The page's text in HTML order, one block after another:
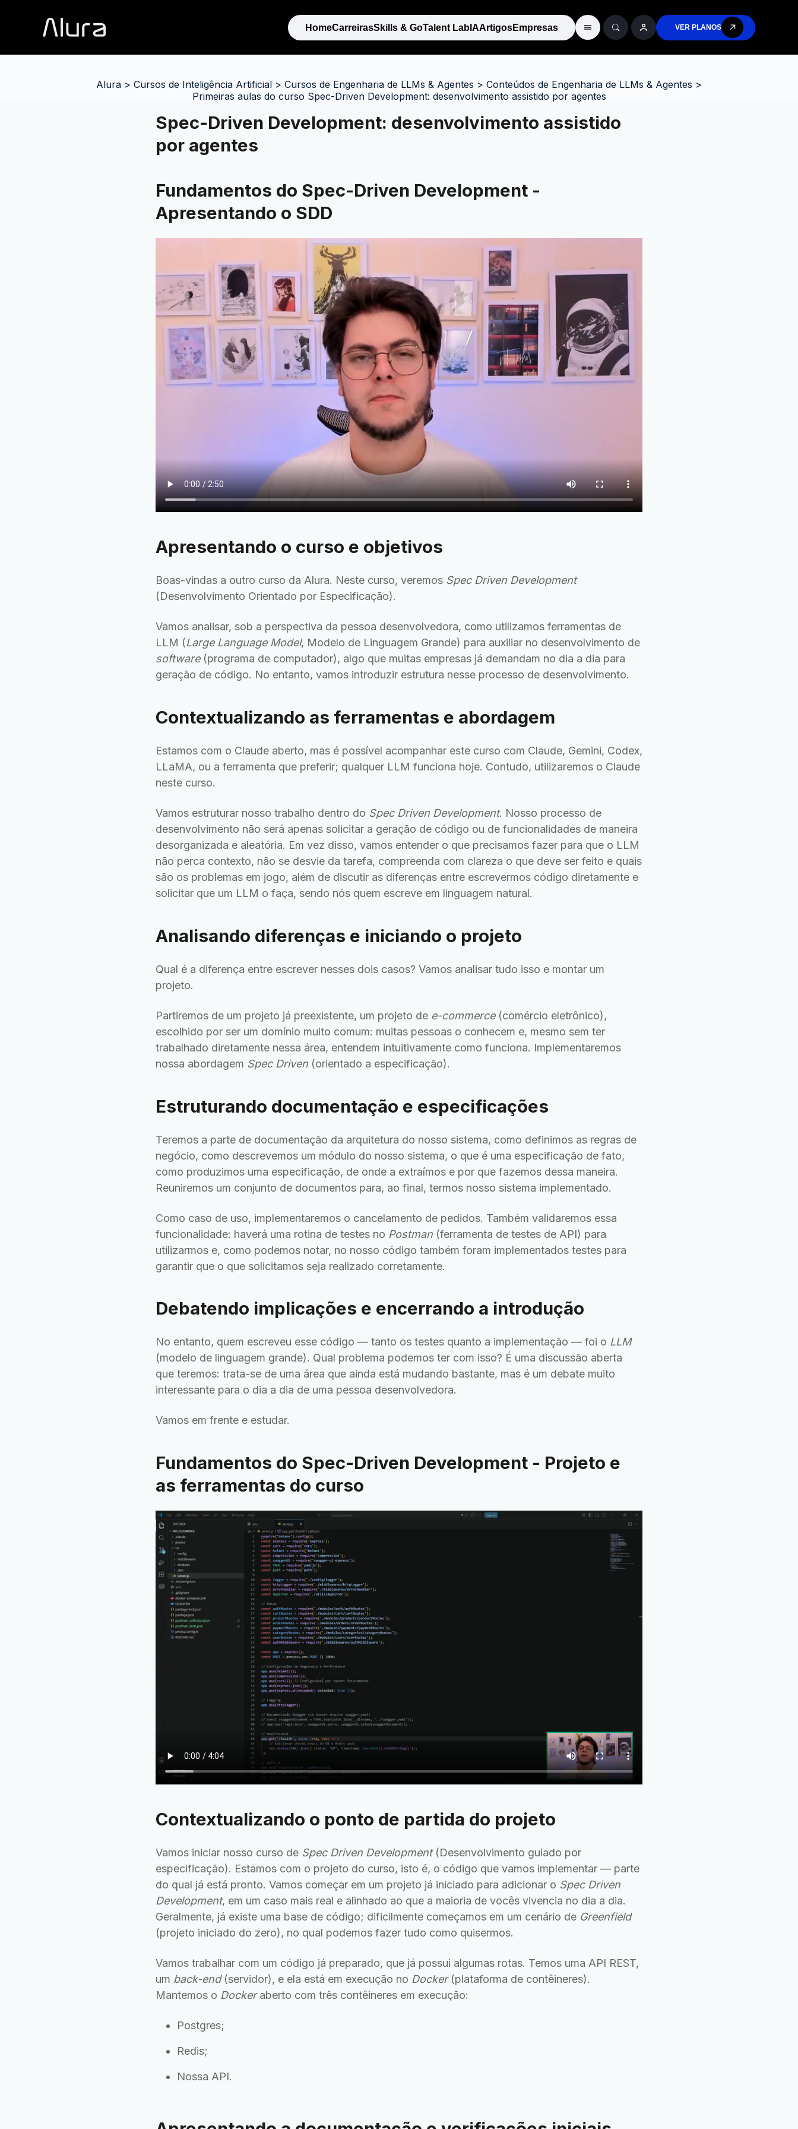
HomeCarreirasSkills & GoTalent Lab IAArtigosEmpresas VER PLANOS
Alura > Cursos de Inteligência Artificial > Cursos de Engenharia de LLMs & Agentes > Conteúdos de Engenharia de LLMs & Agentes >
Primeiras aulas do curso Spec-Driven Development: desenvolvimento assistido por agentes
Spec-Driven Development: desenvolvimento assistido
por agentes
Fundamentos do Spec-Driven Development -
Apresentando o SDD
Apresentando o curso e objetivos
Boas-vindas a outro curso da Alura. Neste curso, veremos Spec Driven Development
(Desenvolvimento Orientado por Especificação).
Vamos analisar, sob a perspectiva da pessoa desenvolvedora, como utilizamos ferramentas de
LLM (Large Language Model, Modelo de Linguagem Grande) para auxiliar no desenvolvimento de
software(programa de computador), algo que muitas empresas já demandam no dia a dia para
geração de código. No entanto, vamos introduzir estrutura nesse processo de desenvolvimento.
Contextualizando as ferramentas e abordagem
Estamos com o Claude aberto, mas é possível acompanhar este curso com Claude, Gemini, Codex,
LLaMA, ou a ferramenta que preferir; qualquer LLM funciona hoje. Contudo, utilizaremos o Claude
neste curso.
Vamos estruturar nosso trabalho dentro do Spec Driven Development. Nosso processo de
desenvolvimento não será apenas solicitar a geração de código ou de funcionalidades de maneira
desorganizada e aleatória. Em vez disso, vamos entender o que precisamos fazer para que o LLM
não perca contexto, não se desvie da tarefa, compreenda com clareza o que deve ser feito e quais
são os problemas em jogo, além de discutir as diferenças entre escrevermos código diretamente e
solicitar que um LLM o faça, sendo nós quem escreve em linguagem natural.
Analisando diferenças e iniciando o projeto
Qual é a diferença entre escrever nesses dois casos? Vamos analisar tudo isso e montar um
projeto.
Partiremos de um projeto já preexistente, um projeto de e-commerce(comércio eletrônico),
escolhido por ser um domínio muito comum: muitas pessoas o conhecem e, mesmo sem ter
trabalhado diretamente nessa área, entendem intuitivamente como funciona. Implementaremos
nossa abordagem Spec Driven (orientado a especificação).
Estruturando documentação e especificações
Teremos a parte de documentação da arquitetura do nosso sistema, como definimos as regras de
negócio, como descrevemos um módulo do nosso sistema, o que é uma especificação de fato,
como produzimos uma especificação, de onde a extraímos e por que fazemos dessa maneira.
Reuniremos um conjunto de documentos para, ao final, termos nosso sistema implementado.
Como caso de uso, implementaremos o cancelamento de pedidos. Também validaremos essa
funcionalidade: haverá uma rotina de testes no Postman (ferramenta de testes de API) para
utilizarmos e, como podemos notar, no nosso código também foram implementados testes para
garantir que o que solicitamos seja realizado corretamente.
Debatendo implicações e encerrando a introdução
No entanto, quem escreveu esse código — tanto os testes quanto a implementação — foi o LLM
(modelo de linguagem grande). Qual problema podemos ter com isso? É uma discussão aberta
que teremos: trata-se de uma área que ainda está mudando bastante, mas é um debate muito
interessante para o dia a dia de uma pessoa desenvolvedora.
Vamos em frente e estudar.
Fundamentos do Spec-Driven Development - Projeto e
as ferramentas do curso
Contextualizando o ponto de partida do projeto
Vamos iniciar nosso curso de Spec Driven Development(Desenvolvimento guiado por
especificação). Estamos com o projeto do curso, isto é, o código que vamos implementar — parte
do qual já está pronto. Vamos começar em um projeto já iniciado para adicionar o Spec Driven
Development, em um caso mais real e alinhado ao que a maioria de vocês vivencia no dia a dia.
Geralmente, já existe uma base de código; dificilmente começamos em um cenário de Greenfield
(projeto iniciado do zero), no qual podemos fazer tudo como quisermos.
Vamos trabalhar com um código já preparado, que já possui algumas rotas. Temos uma API REST,
um back-end(servidor), e ela está em execução no Docker(plataforma de contêineres).
Mantemos o Dockeraberto com três contêineres em execução:
Postgres;
Redis;
Nossa API.